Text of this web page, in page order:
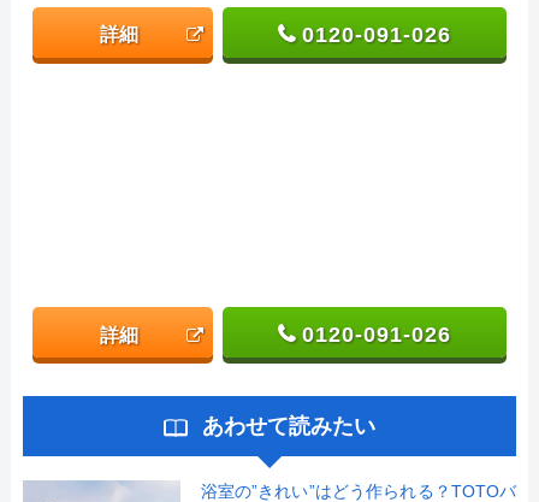
詳細 0120-091-026
詳細 0120-091-026
あわせて読みたい
浴室の”きれい”はどう作られる？TOTOバ